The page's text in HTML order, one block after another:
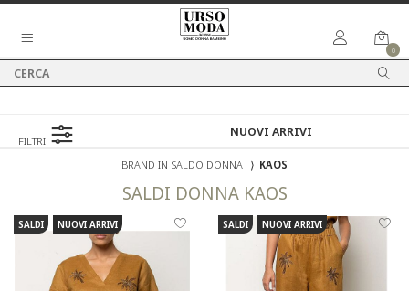
0
FILTRI
BRAND IN SALDO DONNA ⟩ KAOS
SALDI DONNAKAOS
SALDI NUOVI ARRIVI SALDI NUOVI ARRIVI